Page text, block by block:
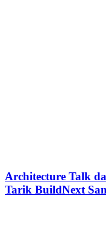
Architecture Talk
Tarik BuildNext